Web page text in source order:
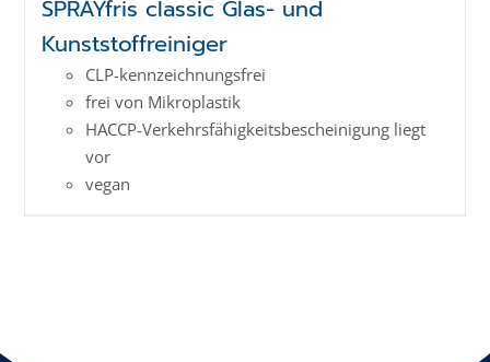
SPRAYfris classic Glas- und
Kunststoffreiniger
CLP-kenn­zeich­­nungs­frei
frei von Mikroplastik
HACCP-Verkehrs­­fähig­keits­­beschei­nigung liegt
vor
vegan